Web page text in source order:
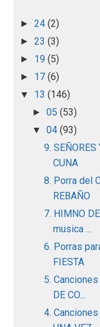
►24(2)
►23(3)
► 19(5)
► 17(6)
▼ 13(146)
► 05 (53)
▼ 04 (93)
9.
CUNA
8. Porra del
REBAÑO
7. HIMNO
musica ...
6. Porras
FIESTA
5. Canciones
DE CO...
4.